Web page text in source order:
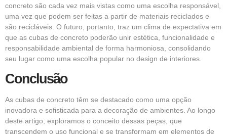
concreto são cada vez mais vistas como uma escolha responsável,
uma vez que podem ser feitas a partir de materiais reciclados e
são recicláveis. O futuro, portanto, traz um clima de expectativa em
que as cubas de concreto poderão unir estética, funcionalidade e
responsabilidade ambiental de forma harmoniosa, consolidando
seu lugar como uma escolha popular no design de interiores.
Conclusão
As cubas de concreto têm se destacado como uma opção
inovadora e sofisticada para a decoração de ambientes. Ao longo
deste artigo, exploramos o conceito dessas peças, que
transcendem o uso funcional e se transformam em elementos de